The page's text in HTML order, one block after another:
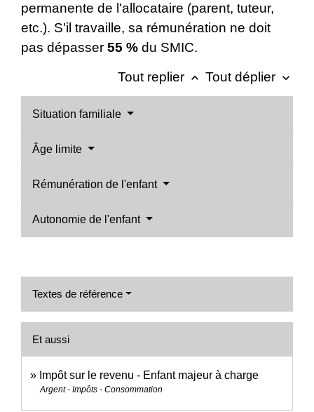
permanente de l'allocataire (parent, tuteur,
etc.). S'il travaille, sa rémunération ne doit
pas dépasser 55 % du SMIC.
Tout replier keyboard_arrow_up Tout déplier keyboard_arrow_down
Situation familiale
Âge limite
Rémunération de l'enfant
Autonomie de l'enfant
Textes de référence
Et aussi
Impôt sur le revenu - Enfant majeur à charge
Argent - Impôts - Consommation